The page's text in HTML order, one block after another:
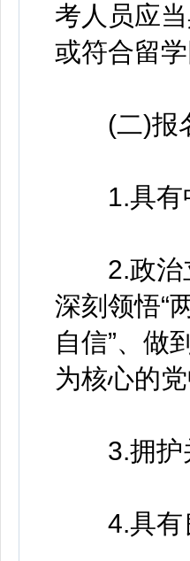
考人员应
或符合留
(二)报
1.具有
2.政治立
深刻领悟“
自信”、做
为核心的
3.拥护并
4.具有